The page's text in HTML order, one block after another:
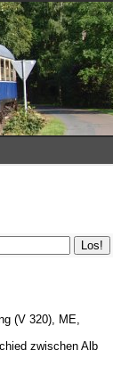
(V 320), ME,
zwischen Alb